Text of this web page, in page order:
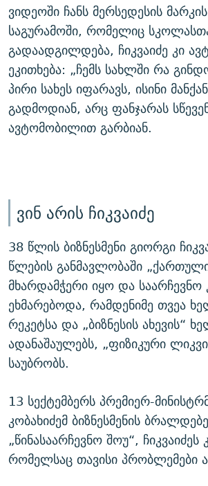
ვიდეოში ჩანს მერსედესის
საგურამოში, რომელიც
გადაადგილდება, ჩიკვაიძე კი
ეკითხება: „ჩემს სახლში რა
პირი სახეს იფარავს, ისინი
გადმოდიან, არც ფანჯარას
ავტომობილით გარბიან.
ვინ არის ჩიკვაიძე
38 წლის ბიზნესმენი გიორგი
წლების განმავლობაში
მხარდამჭერი იყო და საარჩევნო
ეხმარებოდა, რამდენიმე თვეა
რეკეტსა და „ბიზნესის ახევის“
ადანაშაულებს, „ფიზიკური
საუბრობს.
13 სექტემბერს პრემიერ-
კობახიძემ ბიზნესმენის
„წინასაარჩევნო შოუ“, ჩიკვაიძეს
რომელსაც თავისი პრობლემები